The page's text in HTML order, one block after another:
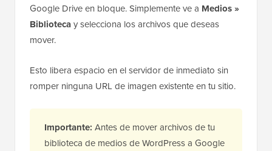
Google Drive en bloque. Simplemente ve a Medios »
Bibliotecay selecciona los archivos que deseas
mover.
Esto libera espacio en el servidor de inmediato sin
romper ninguna URL de imagen existente en tu sitio.
Importante: Antes de mover archivos de tu
biblioteca de medios de WordPress a Google